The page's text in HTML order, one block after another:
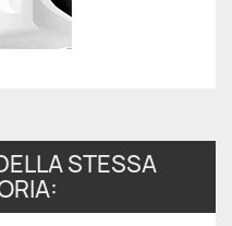
STESSA